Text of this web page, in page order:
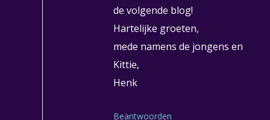
de volgende blog!
Hartelijke groeten,
mede namens de jongens en
Kittie,
Henk
Beantwoorden